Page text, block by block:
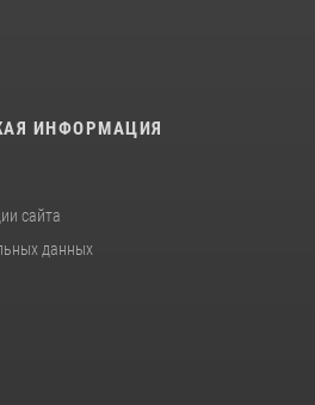
ИНФОРМАЦИЯ
сайта
данных